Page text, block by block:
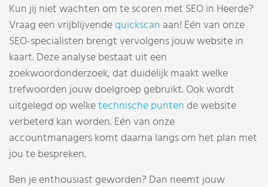
Kun jij niet wachten om te scoren met SEO in Heerde?
Vraag een vrijblijvendequickscan aan! Eén van onze
SEO-specialisten brengt vervolgens jouw website in
kaart. Deze analyse bestaat uit een
zoekwoordonderzoek, dat duidelijk maakt welke
trefwoorden jouw doelgroep gebruikt. Ook wordt
uitgelegd op welketechnische puntende website
verbeterd kan worden. Eén van onze
accountmanagers komt daarna langs om het plan met
jou te bespreken.
Ben je enthousiast geworden? Dan neemt jouw